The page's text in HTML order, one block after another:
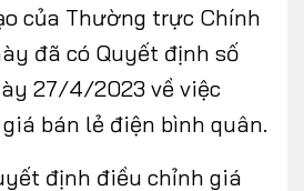
của Thường trực Chính
đã có Quyết định số
27/4/2023 về việc
bán lẻ điện bình quân.
định điều chỉnh giá